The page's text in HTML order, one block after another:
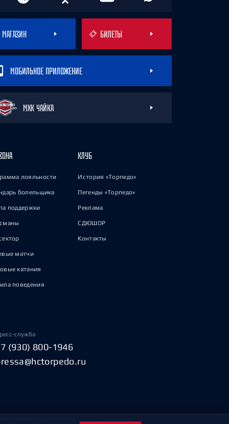
МАГАЗИН БИЛЕТЫ
МОБИЛЬНОЕ ПРИЛОЖЕНИЕ
МХК ЧАЙКА
лояльности
болельщика
поддержки
матчи
катания
поведения
КЛУБ
История «Торпедо»
Легенды «Торпедо»
Реклама
СДЮШОР
Контакты
служба
(930) 800-1946